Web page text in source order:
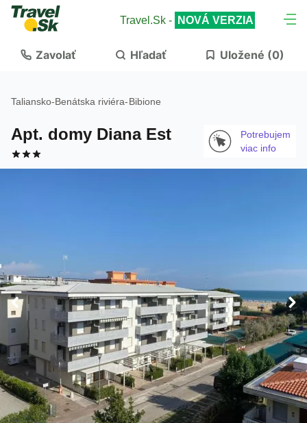
Travel.Sk - NOVÁ VERZIA
Zavolať Hľadať Uložené (0)
Taliansko-Benátska riviéra-Bibione
Apt. domy Diana Est
Potrebujem
viac info